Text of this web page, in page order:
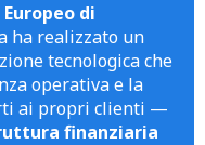
Europeo di
ha realizzato un
tecnologica che
operativa e la
ai propri clienti —
finanziaria